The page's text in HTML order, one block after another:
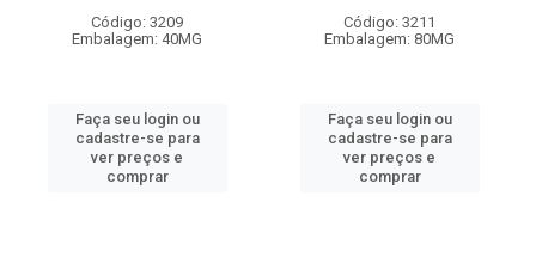
Código: 3209
Embalagem: 40MG
Faça seu login ou
cadastre-se para
ver preços e
comprar
Código: 3211
Embalagem: 80MG
Faça seu login ou
cadastre-se para
ver preços e
comprar